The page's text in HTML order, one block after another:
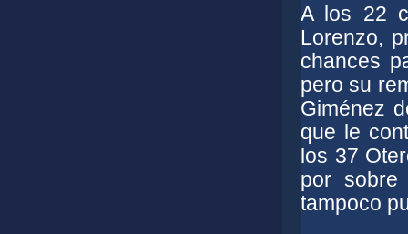
A los 22
Lorenzo,
chances
pero su
Giménez
que le
los 37
por
tampoco